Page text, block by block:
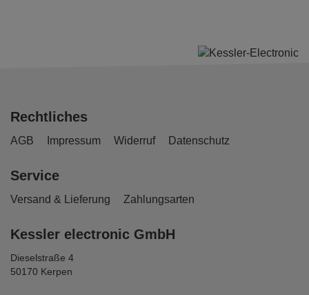
Rechtliches
AGB Impressum Widerruf Datenschutz
Service
Versand & Lieferung Zahlungsarten
Kessler electronic GmbH
Dieselstraße 4
50170 Kerpen